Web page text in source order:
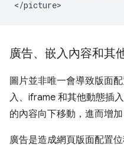
廣告、嵌入內容和其
圖片並非唯一會導致版面
入、iframe 和其他動態插
的內容向下移動，進而增加
廣告是造成網頁版面配置